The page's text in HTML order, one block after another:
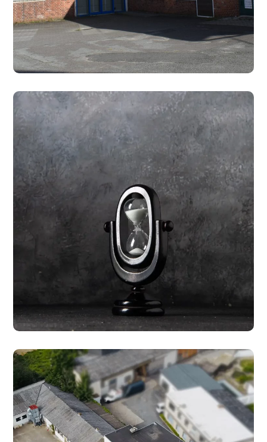
islamisches Zentrum
#AUTONOM #MUSALLA
#ZENTREN
Bald inshallah auch in
deiner Nähe!
#MUSALLA